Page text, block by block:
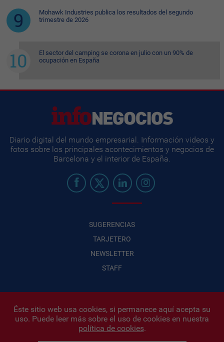
Mohawk Industries publica los resultados del segundo
trimestre de 2026
El sector del camping se corona en julio con un 90% de
ocupación en España
Diario digital del mundo empresarial. Información videos y
fotos sobre los principales acontecimientos y negocios de
Barcelona y el interior de España.
SUGERENCIAS
TARJETERO
NEWSLETTER
STAFF
Infonegocios 2026| INFONEGOCIOS S.A. · CUIT: 30710438486 |
Políticas de Privacidad|Protección de datos personales
Éste sitio web usa cookies, si permanece aquí acepta su
uso. Puede leer más sobre el uso de cookies en nuestra
política de cookies.